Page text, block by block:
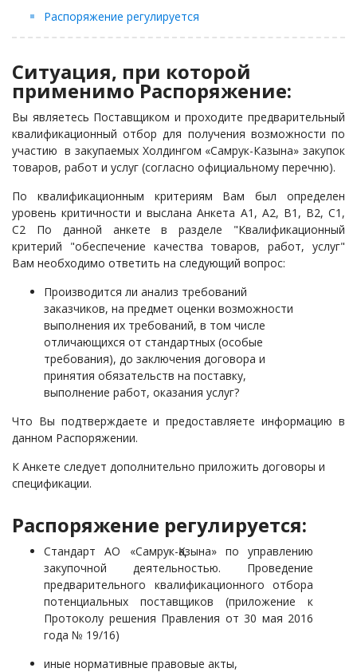
Распоряжение регулируется
Ситуация, при которой
применимо Распоряжение:
Вы являетесь Поставщиком и проходите предварительный
квалификационный отбор для получения возможности по
участию в закупаемых Холдингом «Самрук-Казына» закупок
товаров, работ и услуг (согласно официальному перечню).
По квалификационным критериям Вам был определен
уровень критичности и выслана Анкета А1, А2, В1, В2, С1,
С2 По данной анкете в разделе "Квалификационный
критерий "обеспечение качества товаров, работ, услуг"
Вам необходимо ответить на следующий вопрос:
Производится ли анализ требований
заказчиков, на предмет оценки возможности
выполнения их требований, в том числе
отличающихся от стандартных (особые
требования), до заключения договора и
принятия обязательств на поставку,
выполнение работ, оказания услуг?
Что Вы подтверждаете и предоставляете информацию в
данном Распоряжении.
К Анкете следует дополнительно приложить договоры и
спецификации.
Распоряжение регулируется:
Стандарт АО «Самрук-Қазына» по управлению
закупочной деятельностью. Проведение
предварительного квалификационного отбора
потенциальных поставщиков (приложение к
Протоколу решения Правления от 30 мая 2016
года № 19/16)
иные нормативные правовые акты,